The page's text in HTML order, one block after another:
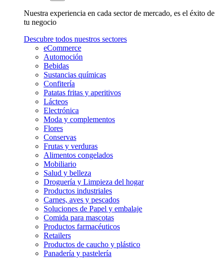
Nuestra experiencia en cada sector de mercado, es el éxito de
tu negocio
Descubre todos nuestros sectores
eCommerce
Automoción
Bebidas
Sustancias químicas
Confitería
Patatas fritas y aperitivos
Lácteos
Electrónica
Moda y complementos
Flores
Conservas
Frutas y verduras
Alimentos congelados
Mobiliario
Salud y belleza
Droguería y Limpieza del hogar
Productos industriales
Carnes, aves y pescados
Soluciones de Papel y embalaje
Comida para mascotas
Productos farmacéuticos
Retailers
Productos de caucho y plástico
Panadería y pastelería